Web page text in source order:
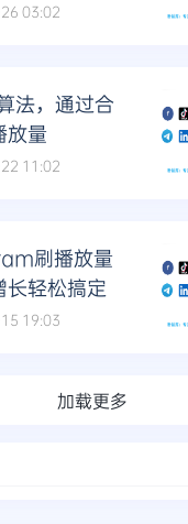
03:02
法，通过合
放量
11:02
刷播放量
长轻松搞定
19:03
加载更多